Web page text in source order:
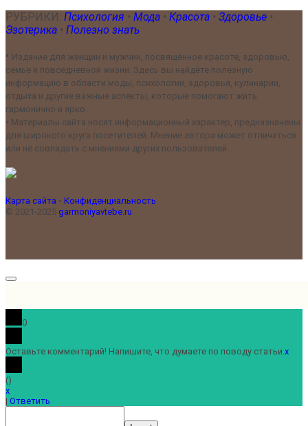
РУБРИКИ: Психология • Мода • Красота • Здоровье •
Эзотерика • Полезно знать
• Издание для женщин и мужчин, посвящённое красоте, здоровью,
семье и повседневной жизни. Здесь вы найдёте полезную
информацию в области моды, психологии, здоровья, кулинарии,
отдыха и другие важные аспекты, которые помогают жить
гармонично и ярко.
• Материалы сайта носят информационный характер, предназначены
для широкого круга посетителей. Мнение автора может отличаться
или не совпадать с мнениями других пользователей.
Карта сайта • Конфиденциальность
© 2021-2025 garmoniyavtebe.ru
0
Оставьте комментарий! Напишите, что думаете по поводу статьи. x
()
x
| Ответить